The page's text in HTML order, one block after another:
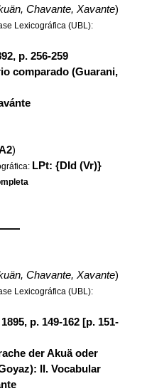
Chavante, Xavante)
Lexicográfica (UBL):
p. 256-259
comparado (Guarani,
)
LPt: {DId (Vr)}
Chavante, Xavante)
Lexicográfica (UBL):
p. 149-162 [p. 151-
der Akuä oder
II. Vocabular